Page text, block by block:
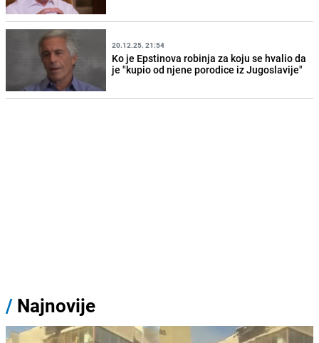
20.12.25. 21:54
Ko je Epstinova robinja za koju se hvalio da
je "kupio od njene porodice iz Jugoslavije"
/ Najnovije